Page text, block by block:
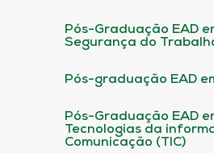
Pós-Graduação EAD
Segurança do
Pós-graduação EAD
Pós-Graduação EAD
Tecnologias da
Comunicação (TIC)